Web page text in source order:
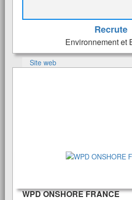
Recrute
Environnement et
Site web
WPD ONSHORE FRANCE